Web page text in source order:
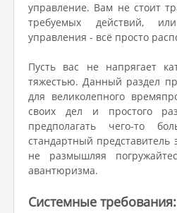
управление. Вам не стоит
требуемых действий,
управления - всё просто
Пусть вас не напрягает
тяжестью. Данный раздел
для великолепного
своих дел и простого
предполагать чего-то
стандартный представитель
не размышляя
авантюризма.
Системные требования: